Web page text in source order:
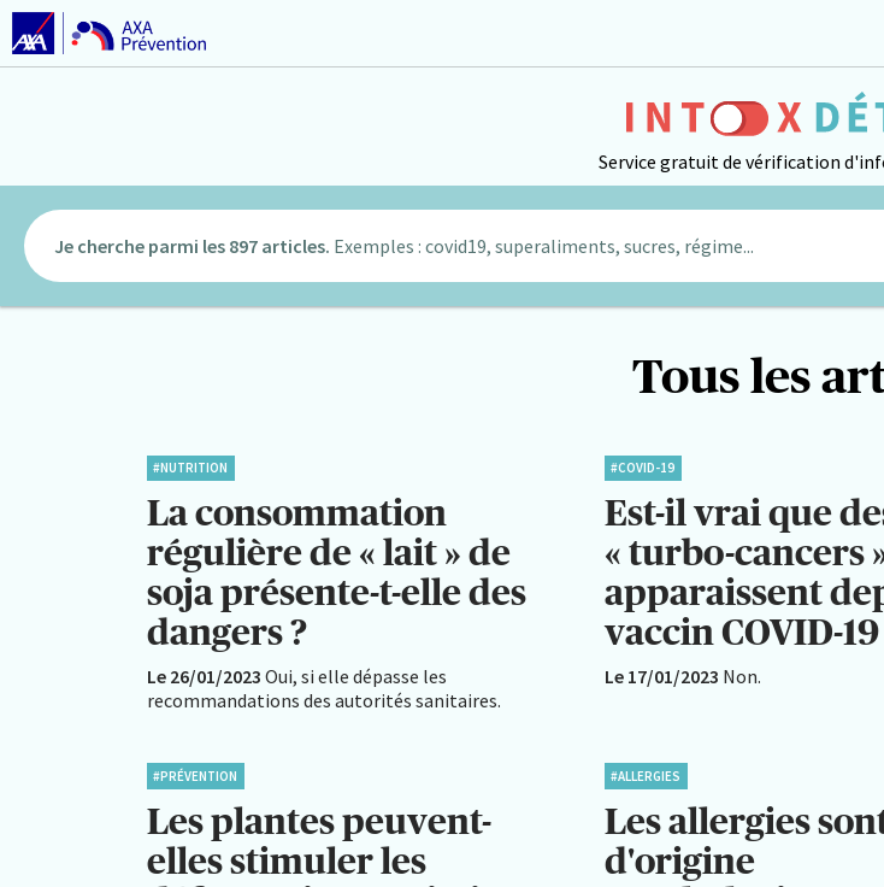
Service gratuit de vérification
Je cherche parmi les 897 articles. Exemples : covid19, superaliments, sucres, régime...
Tous les
#NUTRITION
La consommation
régulière de « lait » de
soja présente-t-elle des
dangers ?
Le 26/01/2023 Oui, si elle dépasse les
recommandations des autorités sanitaires.
#COVID-19
Est-il vrai que
« turbo-cancers
apparaissent
vaccin COVID-19
Le 17/01/2023 Non.
#PRÉVENTION
Les plantes peuvent-
elles stimuler les
#ALLERGIES
Les allergies
d'origine